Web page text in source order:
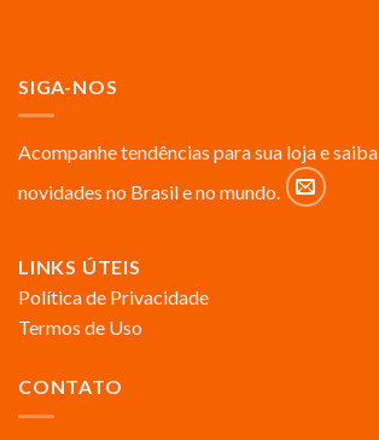
SIGA-NOS
Acompanhe tendências para sua loja e
novidades no Brasil e no mundo.
LINKS ÚTEIS
Política de Privacidade
Termos de Uso
CONTATO